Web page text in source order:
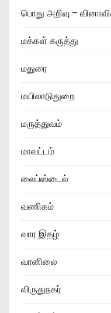
பொது அறிவு –
மக்கள் கருத்து
மதுரை
மயிலாடுதுறை
மருத்துவம்
மாவட்டம்
லைப்ஸ்டைல்
வணிகம்
வார இதழ்
வானிலை
விருதுநகர்